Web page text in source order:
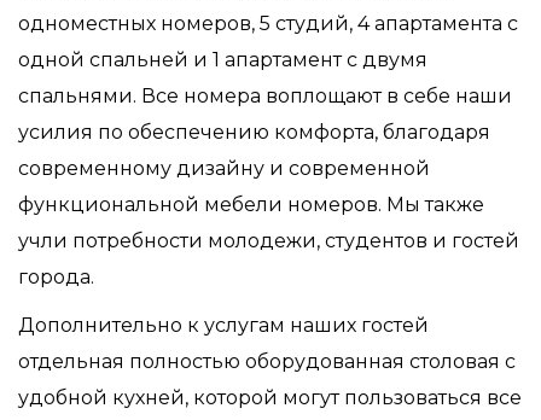
одноместных номеров, 5 студий, 4 апартамента с
одной спальней и 1 апартамент с двумя
спальнями. Все номера воплощают в себе наши
усилия по обеспечению комфорта, благодаря
современному дизайну и современной
функциональной мебели номеров. Мы также
учли потребности молодежи, студентов и гостей
города.
Дополнительно к услугам наших гостей
отдельная полностью оборудованная столовая с
удобной кухней, которой могут пользоваться все